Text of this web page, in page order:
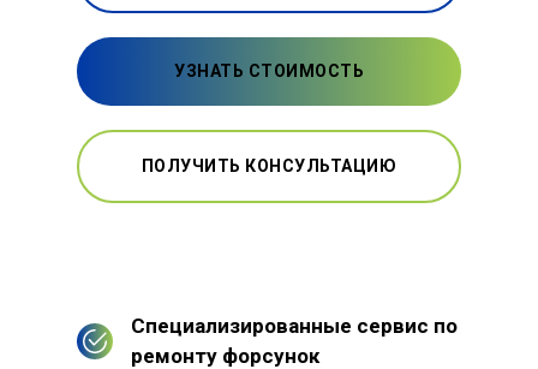
УЗНАТЬ СТОИМОСТЬ
ПОЛУЧИТЬ КОНСУЛЬТАЦИЮ
Специализированные сервис по
ремонту форсунок